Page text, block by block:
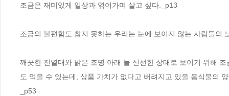
조금은 재미있게 일상과 엮어가며 살고 싶다._p13
조금의 불편함도 참지 못하는 우리는 눈에 보이지 않는 사람들
깨끗한 진열대와 밝은 조명 아래 늘 신선한 상태로 보이기 위해
도 먹을 수 있는데, 상품 가치가 없다고 버려지고 있을 음식물의
_p53